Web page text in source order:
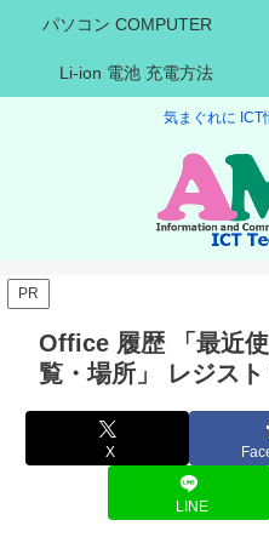
気まぐれに ICT
パソコン COMPUTER
Li-ion 電池 充電方法
PR
Office 履歴 「最近
覧・場所」 レジス
X
LINE